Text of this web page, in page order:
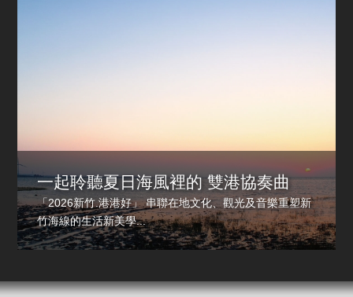
一起聆聽夏日海風裡的 雙港協奏曲
「2026新竹.港港好」 串聯在地文化、觀光及音樂重塑新
竹海線的生活新美學...